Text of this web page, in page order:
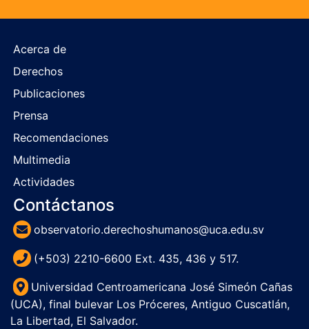
Acerca de
Derechos
Publicaciones
Prensa
Recomendaciones
Multimedia
Actividades
Contáctanos
observatorio.derechoshumanos@uca.edu.sv
(+503) 2210-6600 Ext. 435, 436 y 517.
Universidad Centroamericana José Simeón Cañas
(UCA), final bulevar Los Próceres, Antiguo Cuscatlán,
La Libertad, El Salvador.